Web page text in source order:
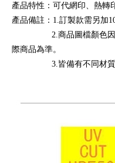
產品特性：可代網印、熱轉
產品備註：1.訂製款需另加
2.商品圖檔顏色因電腦
際商品為準。
3.皆備有不同材質及款